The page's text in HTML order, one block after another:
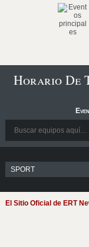
Horario De
El Sitio Oficial de ERT